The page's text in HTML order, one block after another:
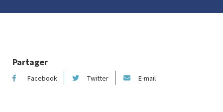
Partager
Facebook Twitter E-mail